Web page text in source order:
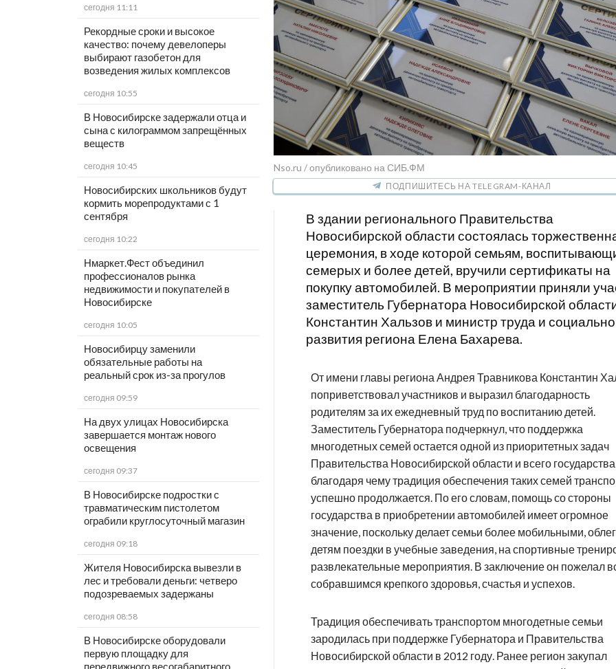
сегодня 11:11
Рекордные сроки и высокое
качество: почему девелоперы
выбирают газобетон для
возведения жилых комплексов
сегодня 10:55
В Новосибирске задержали отца и
сына с килограммом запрещённых
веществ
сегодня 10:45
Новосибирских школьников будут
кормить морепродуктами с 1
сентября
сегодня 10:22
Нмаркет.Фест объединил
профессионалов рынка
недвижимости и покупателей в
Новосибирске
сегодня 10:05
Новосибирцу заменили
обязательные работы на
реальный срок из-за прогулов
сегодня 09:59
На двух улицах Новосибирска
завершается монтаж нового
освещения
сегодня 09:37
В Новосибирске подростки с
травматическим пистолетом
ограбили круглосуточный магазин
сегодня 09:18
Жителя Новосибирска вывезли в
лес и требовали деньги: четверо
подозреваемых задержаны
сегодня 08:58
В Новосибирске оборудовали
первую площадку для
Nso.ru / опубликовано на СИБ.ФМ
ПОДПИШИТЕСЬ НА TELEGRAM-КАНАЛ
В здании регионального Правительства
Новосибирской области состоялась
церемония, в ходе которой семьям,
семерых и более детей, вручили сертификаты на
покупку автомобилей. В мероприятии приняли
заместитель Губернатора Новосибирской
Константин Хальзов и министр труда и
развития региона Елена Бахарева.
От имени главы региона Андрея Травникова Константин
поприветствовал участников и выразил благодарность
родителям за их ежедневный труд по воспитанию детей.
Заместитель Губернатора подчеркнул, что поддержка
многодетных семей остается одной из приоритетных задач
Правительства Новосибирской области и всего
благодаря чему традиция обеспечения таких семей
успешно продолжается. По его словам, помощь со стороны
государства в приобретении автомобилей имеет огромное
значение, поскольку делает семьи более мобильными,
детям поездки в учебные заведения, на спортивные
развлекательные мероприятия. В заключение он пожелал
собравшимся крепкого здоровья, счастья и успехов.
Традиция обеспечивать транспортом многодетные семьи
зародилась при поддержке Губернатора и Правительства
Новосибирской области в 2012 году. Ранее регион закупал